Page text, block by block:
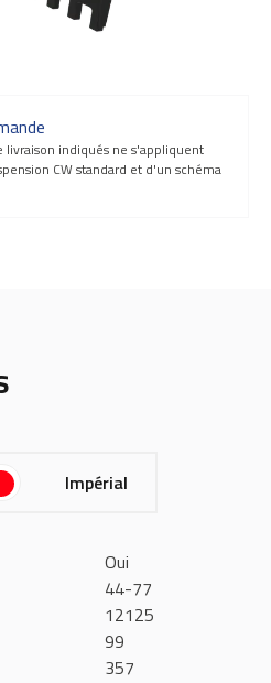
indiqués ne s'appliquent
CW standard et d'un schéma
Impérial
Oui
44-77
12125
99
357